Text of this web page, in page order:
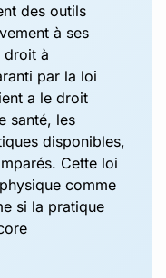
des outils
à ses
droit à
par la loi
a le droit
santé, les
disponibles,
Cette loi
comme
si la pratique